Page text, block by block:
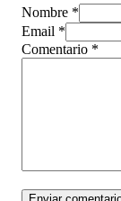
Nombre *
Email *
Comentario *